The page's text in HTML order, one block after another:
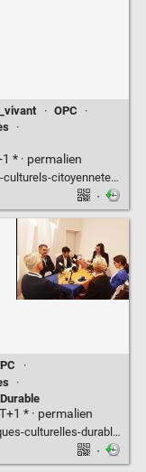
· OPC
·
·
* · permalien
redecouverte-agir-culturel-commun/
·
·
·
* · permalien
culturelles-durables/
·